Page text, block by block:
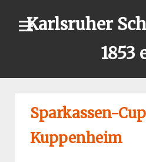
Karlsruher
1853
Sparkassen-
Kuppenheim